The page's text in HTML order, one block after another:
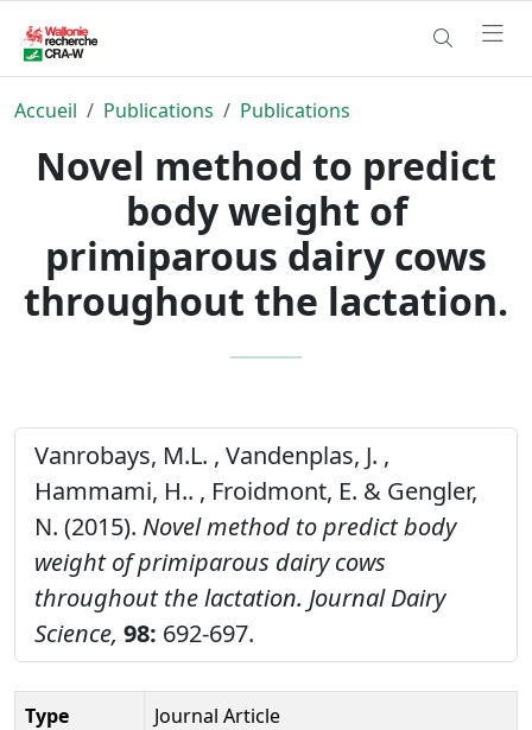
Accueil Publications Publications
Novel method to predict
body weight of
primiparous dairy cows
throughout the lactation.
Vanrobays, M.L. , Vandenplas, J. ,
Hammami, H.. , Froidmont, E. & Gengler,
N. (2015). Novel method to predict body
weight of primiparous dairy cows
throughout the lactation. Journal Dairy
Science, 98: 692-697.
Type
Journal Article